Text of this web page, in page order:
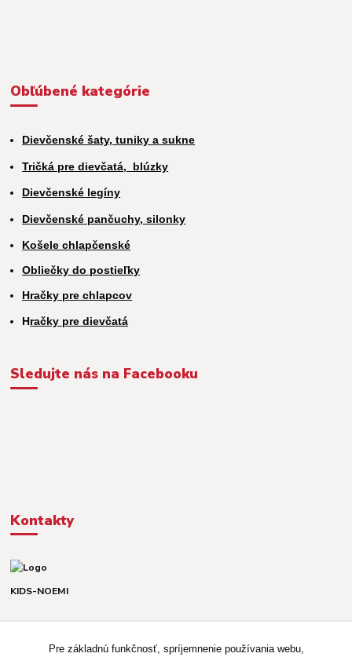
Obľúbené kategórie
Dievčenské šaty, tuniky a sukne
Tričká pre dievčatá, blúzky
Dievčenské legíny
Dievčenské pančuchy, silonky
Košele chlapčenské
Obliečky do postieľky
Hračky pre chlapcov
Hračky pre dievčatá
Sledujte nás na Facebooku
Kontakty
KIDS-NOEMI
Pre základnú funkčnosť, spríjemnenie používania webu,